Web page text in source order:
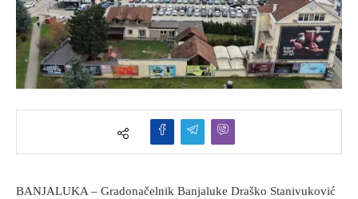
BANJALUKA – Gradonačelnik Banjaluke Draško Stanivuković